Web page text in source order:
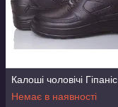
Калоші чоловічі Гіпаніс
Немає в наявності